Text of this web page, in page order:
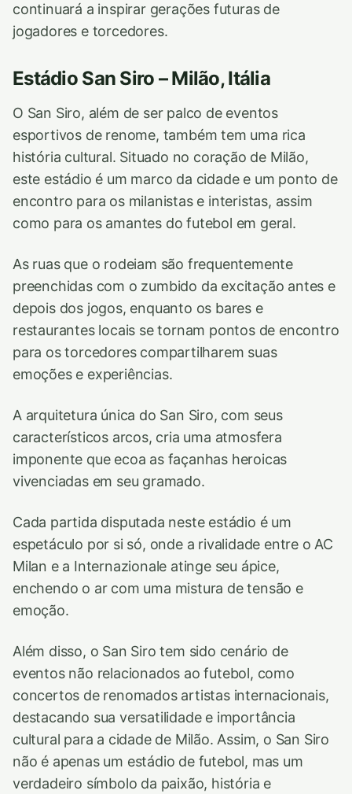
continuará a inspirar gerações futuras de
jogadores e torcedores.
Estádio San Siro – Milão, Itália
O San Siro, além de ser palco de eventos
esportivos de renome, também tem uma rica
história cultural. Situado no coração de Milão,
este estádio é um marco da cidade e um ponto de
encontro para os milanistas e interistas, assim
como para os amantes do futebol em geral.
As ruas que o rodeiam são frequentemente
preenchidas com o zumbido da excitação antes e
depois dos jogos, enquanto os bares e
restaurantes locais se tornam pontos de encontro
para os torcedores compartilharem suas
emoções e experiências.
A arquitetura única do San Siro, com seus
característicos arcos, cria uma atmosfera
imponente que ecoa as façanhas heroicas
vivenciadas em seu gramado.
Cada partida disputada neste estádio é um
espetáculo por si só, onde a rivalidade entre o AC
Milan e a Internazionale atinge seu ápice,
enchendo o ar com uma mistura de tensão e
emoção.
Além disso, o San Siro tem sido cenário de
eventos não relacionados ao futebol, como
concertos de renomados artistas internacionais,
destacando sua versatilidade e importância
cultural para a cidade de Milão. Assim, o San Siro
não é apenas um estádio de futebol, mas um
verdadeiro símbolo da paixão, história e